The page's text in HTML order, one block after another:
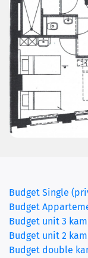
Budget Single
Budget
Budget unit 3
Budget unit 2
Budget double